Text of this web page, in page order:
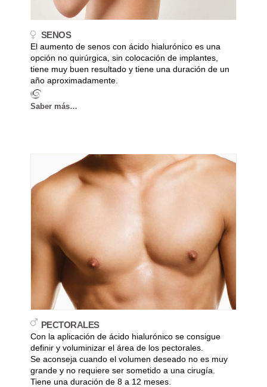
SENOS
El aumento de senos con ácido hialurónico es una
opción no quirúrgica, sin colocación de implantes,
tiene muy buen resultado y tiene una duración de un
año aproximadamente.
Saber más…
PECTORALES
Con la aplicación de ácido hialurónico se consigue
definir y voluminizar el área de los pectorales.
Se aconseja cuando el volumen deseado no es muy
grande y no requiere ser sometido a una cirugía.
Tiene una duración de 8 a 12 meses.